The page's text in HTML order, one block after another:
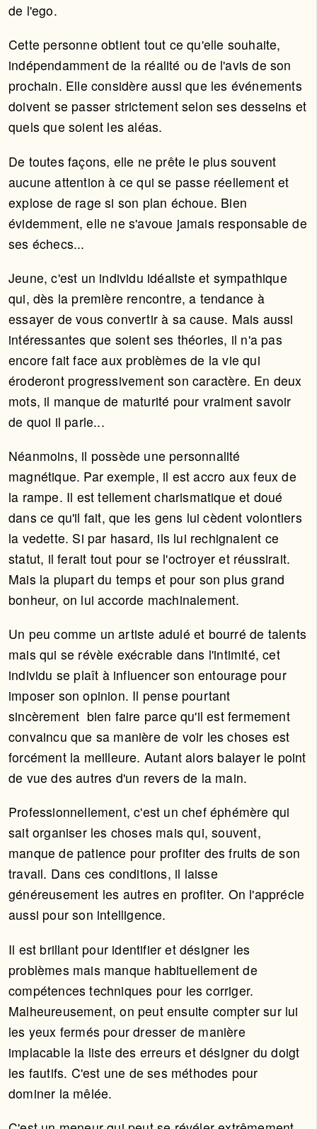
de l'ego.
Cette personne obtient tout ce qu'elle souhaite,
indépendamment de la réalité ou de l'avis de son
prochain. Elle considère aussi que les événements
doivent se passer strictement selon ses desseins et
quels que soient les aléas.
De toutes façons, elle ne prête le plus souvent
aucune attention à ce qui se passe réellement et
explose de rage si son plan échoue. Bien
évidemment, elle ne s'avoue jamais responsable de
ses échecs...
Jeune, c'est un individu idéaliste et sympathique
qui, dès la première rencontre, a tendance à
essayer de vous convertir à sa cause. Mais aussi
intéressantes que soient ses théories, il n'a pas
encore fait face aux problèmes de la vie qui
éroderont progressivement son caractère. En deux
mots, il manque de maturité pour vraiment savoir
de quoi il parle...
Néanmoins, il possède une personnalité
magnétique. Par exemple, il est accro aux feux de
la rampe. Il est tellement charismatique et doué
dans ce qu'il fait, que les gens lui cèdent volontiers
la vedette. Si par hasard, ils lui rechignaient ce
statut, il ferait tout pour se l'octroyer et réussirait.
Mais la plupart du temps et pour son plus grand
bonheur, on lui accorde machinalement.
Un peu comme un artiste adulé et bourré de talents
mais qui se révèle exécrable dans l'intimité, cet
individu se plaît à influencer son entourage pour
imposer son opinion. Il pense pourtant
sincèrement bien faire parce qu'il est fermement
convaincu que sa manière de voir les choses est
forcément la meilleure. Autant alors balayer le point
de vue des autres d'un revers de la main.
Professionnellement, c'est un chef éphémère qui
sait organiser les choses mais qui, souvent,
manque de patience pour profiter des fruits de son
travail. Dans ces conditions, il laisse
généreusement les autres en profiter. On l'apprécie
aussi pour son intelligence.
Il est brillant pour identifier et désigner les
problèmes mais manque habituellement de
compétences techniques pour les corriger.
Malheureusement, on peut ensuite compter sur lui
les yeux fermés pour dresser de manière
implacable la liste des erreurs et désigner du doigt
les fautifs. C'est une de ses méthodes pour
dominer la mêlée.